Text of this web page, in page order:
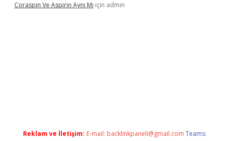
Coraspin Ve Aspirin Aynı Mı için admin
Reklam ve İletişim: E-mail: backlinkpaneli@gmail.com Teams: